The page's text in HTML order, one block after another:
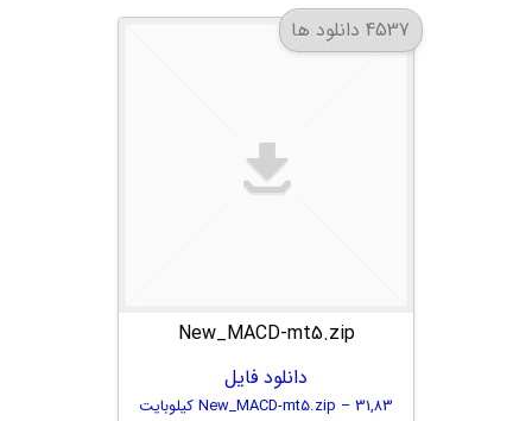
4537 دانلود ها
New_MACD-mt5.zip
دانلود فایل
New_MACD-mt5.zip – 31,83 کیلوبایت